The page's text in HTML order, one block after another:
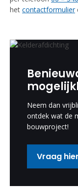
het contactformulier
Neem dan
ontdek wat de
bouwproject!
Vraag